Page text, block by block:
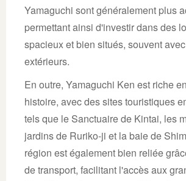
Yamaguchi sont généralement plus
permettant ainsi d'investir dans des
spacieux et bien situés, souvent
extérieurs.
En outre, Yamaguchi Ken est riche
histoire, avec des sites touristiques
tels que le Sanctuaire de Kintai, les
jardins de Ruriko-ji et la baie de
région est également bien reliée
de transport, facilitant l'accès aux